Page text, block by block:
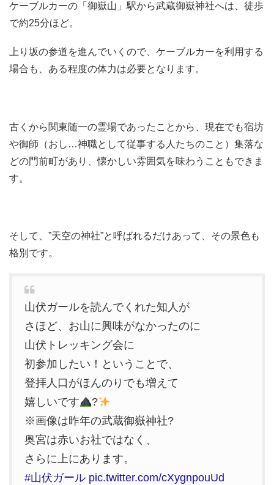
ケーブルカーの「御嶽山」駅から武蔵御嶽神社へは、徒歩
で約25分ほど。
上り坂の参道を進んでいくので、ケーブルカーを利用する
場合も、ある程度の体力は必要となります。
古くから関東随一の霊場であったことから、現在でも宿坊
や御師（おし…神職として従事する人たちのこと）集落な
どの門前町があり、懐かしい雰囲気を味わうこともできま
す。
そして、”天空の神社”と呼ばれるだけあって、その景色も
格別です。
山伏ガールを読んでくれた知人が
さほど、お山に興味がなかったのに
山伏トレッキング会に
初参加したい！ということで、
登拝人口がほんのりでも増えて
嬉しいです
?
※画像は昨年の武蔵御嶽神社?
奥宮は赤いお社ではなく、
さらに上にあります。
#山伏ガール pic.twitter.com/cXygnpouUd